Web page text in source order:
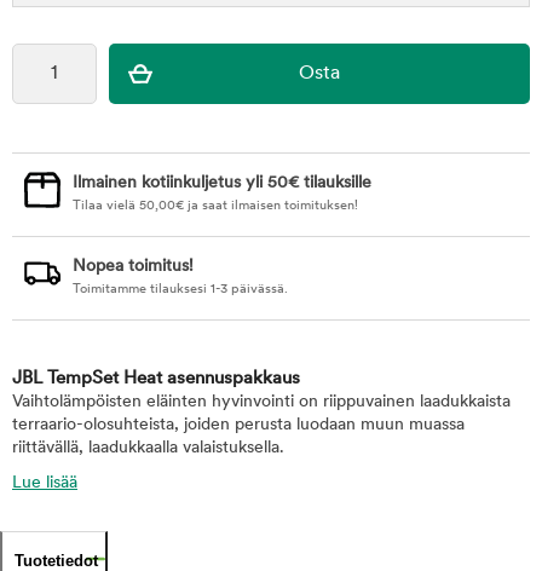
Ilmainen kotiinkuljetus yli 50€ tilauksille
Tilaa vielä 50,00€ ja saat ilmaisen toimituksen!
Nopea toimitus!
Toimitamme tilauksesi 1-3 päivässä.
JBL TempSet Heat asennuspakkaus
Vaihtolämpöisten eläinten hyvinvointi on riippuvainen laadukkaista
terraario-olosuhteista, joiden perusta luodaan muun muassa
riittävällä, laadukkaalla valaistuksella.
Lue lisää
Tuotetiedot